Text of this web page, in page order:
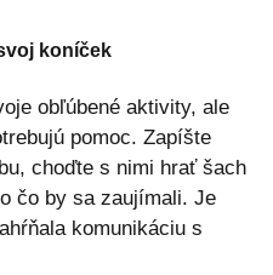
koníček
obľúbené aktivity, ale
pomoc. Zapíšte
choďte s nimi hrať šach
čo by sa zaujímali. Je
komunikáciu s